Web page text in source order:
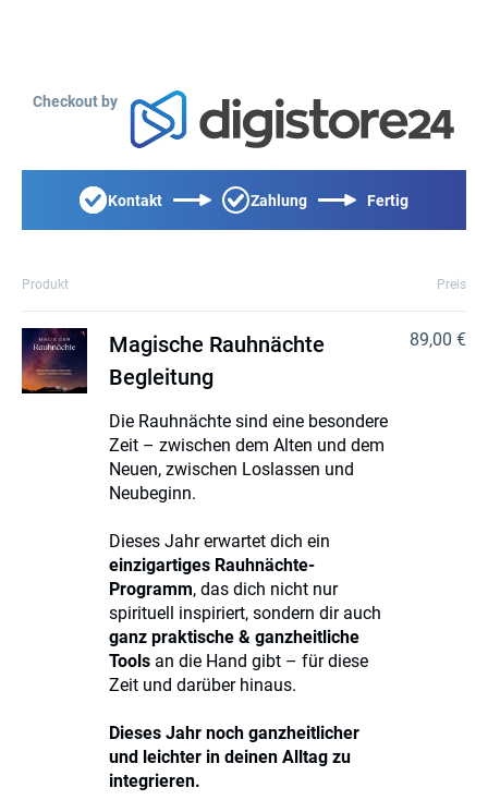
Checkout by
Kontakt Zahlung Fertig
Produkt Preis
Magische Rauhnächte
Begleitung
Die Rauhnächte sind eine besondere
Zeit – zwischen dem Alten und dem
Neuen, zwischen Loslassen und
Neubeginn.
Dieses Jahr erwartet dich ein
einzigartiges Rauhnächte-
Programm, das dich nicht nur
spirituell inspiriert, sondern dir auch
ganz praktische & ganzheitliche
Tools an die Hand gibt – für diese
Zeit und darüber hinaus.
Dieses Jahr noch ganzheitlicher
und leichter in deinen Alltag zu
integrieren.
89,00 €